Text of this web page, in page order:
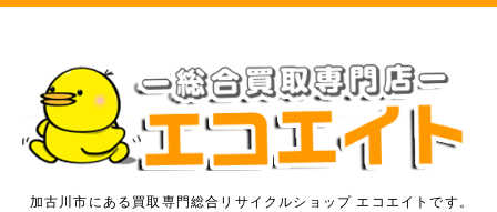
加古川市にある買取専門総合リサイクルショップ エコエイトです。